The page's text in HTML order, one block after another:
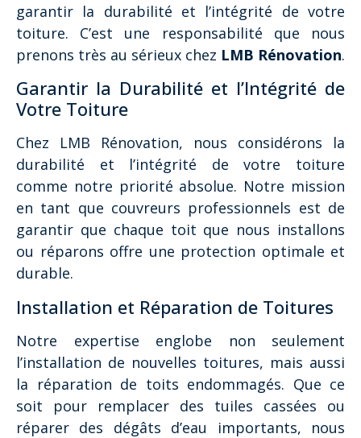
garantir la durabilité et l’intégrité de votre
toiture. C’est une responsabilité que nous
prenons très au sérieux chez LMB Rénovation.
Garantir la Durabilité et l’Intégrité de
Votre Toiture
Chez LMB Rénovation, nous considérons la
durabilité et l’intégrité de votre toiture
comme notre priorité absolue. Notre mission
en tant que couvreurs professionnels est de
garantir que chaque toit que nous installons
ou réparons offre une protection optimale et
durable.
Installation et Réparation de Toitures
Notre expertise englobe non seulement
l’installation de nouvelles toitures, mais aussi
la réparation de toits endommagés. Que ce
soit pour remplacer des tuiles cassées ou
réparer des dégâts d’eau importants, nous